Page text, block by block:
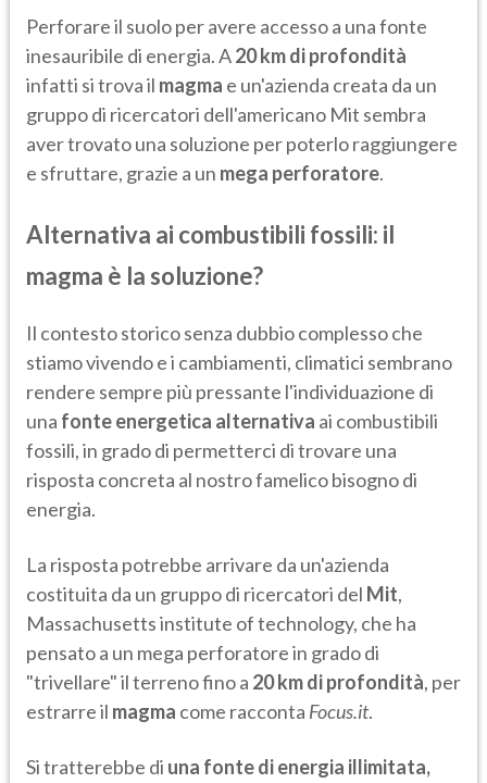
Perforare il suolo per avere accesso a una fonte
inesauribile di energia. A20 km di profondità
infatti si trova il magma e un'azienda creata da un
gruppo di ricercatori dell'americano Mit sembra
aver trovato una soluzione per poterlo raggiungere
e sfruttare, grazie a un mega perforatore.
Alternativa ai combustibili fossili: il
magma è la soluzione?
Il contesto storico senza dubbio complesso che
stiamo vivendo e i cambiamenti, climatici sembrano
rendere sempre più pressante l'individuazione di
una fonte energetica alternativa ai combustibili
fossili, in grado di permetterci di trovare una
risposta concreta al nostro famelico bisogno di
energia.
La risposta potrebbe arrivare da un'azienda
costituita da un gruppo di ricercatori del Mit,
Massachusetts institute of technology, che ha
pensato a un mega perforatore in grado di
"trivellare" il terreno fino a 20 km di profondità, per
estrarre il magma come racconta Focus.it.
Si tratterebbe di una fonte di energia illimitata,